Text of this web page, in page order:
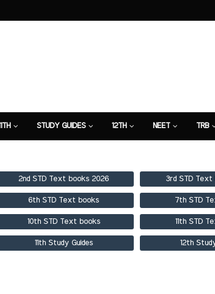
STUDY GUIDES 12TH NEET TRB
2nd STD Text books 2026 3rd STD Text
6th STD Text books 7th STD
10th STD Text books 11th STD
11th Study Guides 12th